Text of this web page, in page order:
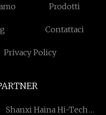
Prodotti
Contattaci
Privacy Policy
Shanxi Haina Hi-Tech